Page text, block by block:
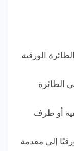
الورقية
الطائرة
أو طرف
إلى مقدمة